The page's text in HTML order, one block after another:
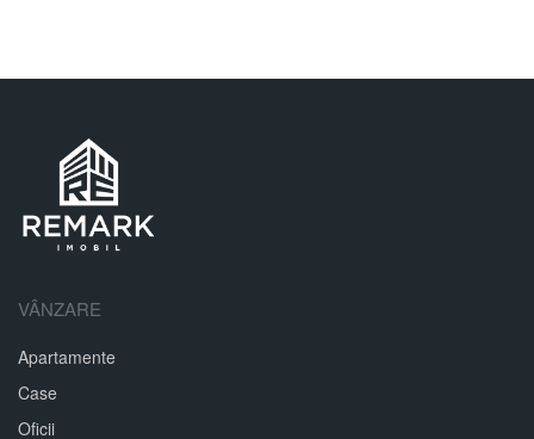
VÂNZARE
Apartamente
Case
Oficii